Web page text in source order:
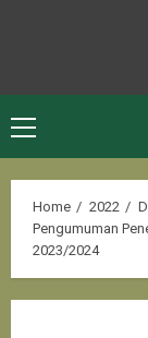
Primary
Menu
Home 2022
Pengumuman
2023/2024